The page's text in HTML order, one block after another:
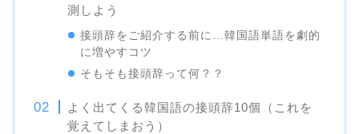
測しよう
接頭辞をご紹介する前に…韓国語単語を劇的
に増やすコツ
そもそも接頭辞って何？？
よく出てくる韓国語の接頭辞10個（これを
覚えてしまおう）